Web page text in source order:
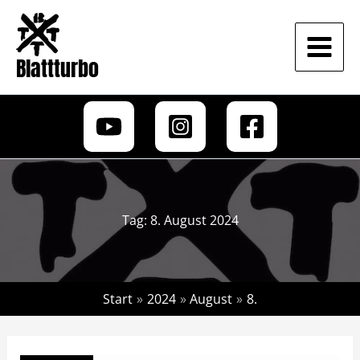
Zum
Inhalt
springen
Blattturbo
Tag: 8. August 2024
Start 2024 August 8.
Silence